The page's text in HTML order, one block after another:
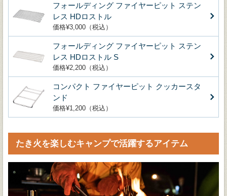
フォールディング ファイヤーピット ステン
レス HDロストル
価格¥3,000（税込）
フォールディング ファイヤーピット ステン
レス HDロストル S
価格¥2,200（税込）
コンパクト ファイヤーピット クッカースタ
ンド
価格¥1,200（税込）
たき火を楽しむキャンプで活躍するアイテム